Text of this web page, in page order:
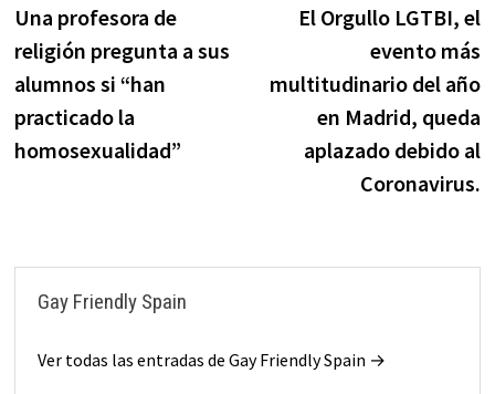
Una profesora de
religión pregunta a sus
alumnos si “han
practicado la
homosexualidad”
El Orgullo LGTBI, el
evento más
multitudinario del año
en Madrid, queda
aplazado debido al
Coronavirus.
Gay Friendly Spain
Ver todas las entradas de Gay Friendly Spain →